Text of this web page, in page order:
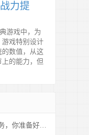
力提
游戏中，为
游戏特别设计
的数值，从这
的能力，但
非常有挑战的离火柱任务，你准备好了吗？